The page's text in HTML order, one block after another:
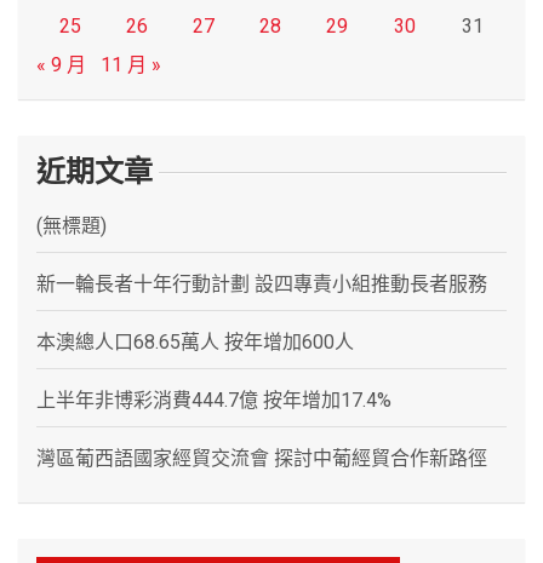
25
26 27 28 29 30
31
« 9 月
11 月 »
近期文章
(無標題)
新一輪長者十年行動計劃 設四專責小組推動長者服務
本澳總人口68.65萬人 按年增加600人
上半年非博彩消費444.7億 按年增加17.4%
灣區葡西語國家經貿交流會 探討中葡經貿合作新路徑